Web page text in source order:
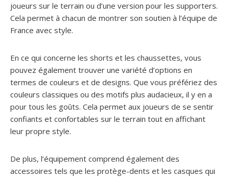
joueurs sur le terrain ou d’une version pour les supporters.
Cela permet à chacun de montrer son soutien à l’équipe de
France avec style.
En ce qui concerne les shorts et les chaussettes, vous
pouvez également trouver une variété d’options en
termes de couleurs et de designs. Que vous préfériez des
couleurs classiques ou des motifs plus audacieux, il y en a
pour tous les goûts. Cela permet aux joueurs de se sentir
confiants et confortables sur le terrain tout en affichant
leur propre style.
De plus, l’équipement comprend également des
accessoires tels que les protège-dents et les casques qui